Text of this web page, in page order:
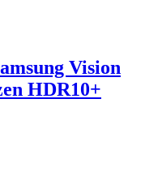
Vision
HDR10+